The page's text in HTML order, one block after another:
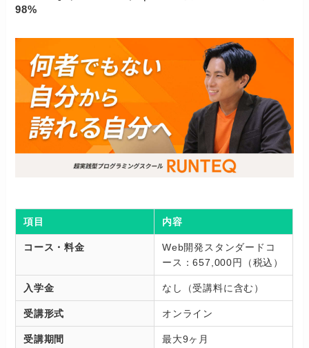
98%
項目 内容
コース・料金
Web開発スタンダードコ
ース：657,000円（税込）
入学金 なし（受講料に含む）
受講形式 オンライン
受講期間 最大9ヶ月